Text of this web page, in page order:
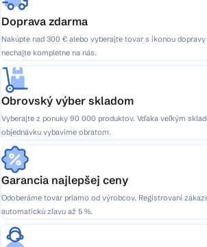
Doprava zdarma
Nakúpte nad 300 € alebo vyberajte tovar s ikonou
nechajte kompletne na nás.
Obrovský výber skladom
Vyberajte z ponuky 90 000 produktov. Vďaka veľkým
objednávku vybavíme obratom.
Garancia najlepšej ceny
Odoberáme tovar priamo od výrobcov. Registrovaní
automatickú zľavu až 5 %.